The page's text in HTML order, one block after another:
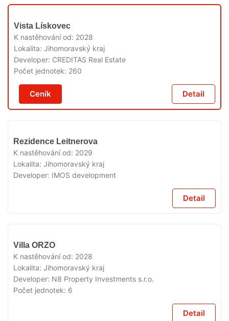
Vista Lískovec
K nastěhování od: 2028
Lokalita: Jihomoravský kraj
Developer: CREDITAS Real Estate
Počet jednotek: 260
Ceník Detail
Rezidence Leitnerova
K nastěhování od: 2029
Lokalita: Jihomoravský kraj
Developer: IMOS development
Detail
Villa ORZO
K nastěhování od: 2028
Lokalita: Jihomoravský kraj
Developer: N8 Property Investments s.r.o.
Počet jednotek: 6
Detail